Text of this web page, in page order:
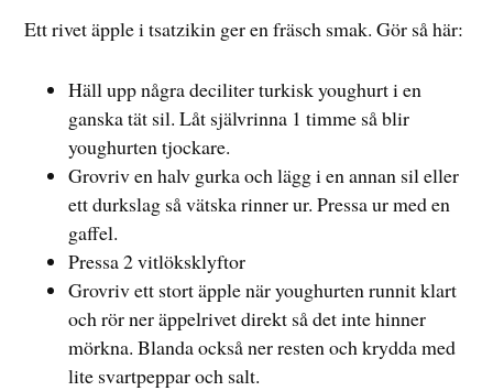
2018
Ett rivet äpple i tsatzikin ger en fräsch smak. Gör så här:
Häll upp några deciliter turkisk youghurt i en
ganska tät sil. Låt självrinna 1 timme så blir
youghurten tjockare.
Grovriv en halv gurka och lägg i en annan sil eller
ett durkslag så vätska rinner ur. Pressa ur med en
gaffel.
Pressa 2 vitlöksklyftor
Grovriv ett stort äpple när youghurten runnit klart
och rör ner äppelrivet direkt så det inte hinner
mörkna. Blanda också ner resten och krydda med
lite svartpeppar och salt.